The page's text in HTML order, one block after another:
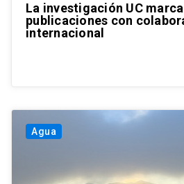
La investigación UC
publicaciones con
internacional
Agua